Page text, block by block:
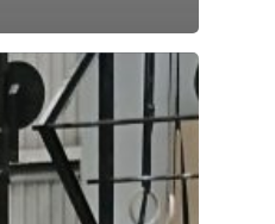
Etusivu
Joonas
Vaalit
Blogi